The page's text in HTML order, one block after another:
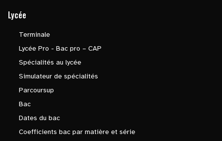
Lycée
Terminale
Lycée Pro - Bac pro – CAP
Spécialités au lycée
Simulateur de spécialités
Parcoursup
Bac
Dates du bac
Coefficients bac par matière et série